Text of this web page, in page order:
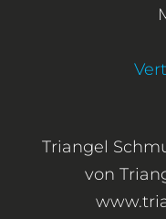
Triangel
von